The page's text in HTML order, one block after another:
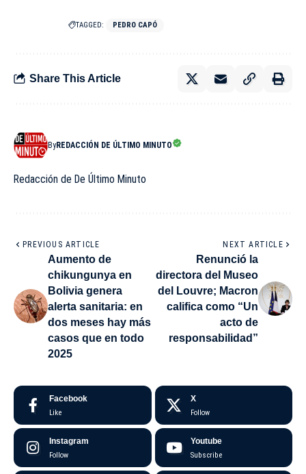
TAGGED: PEDRO CAPÓ
Share This Article
ByREDACCIÓN DE ÚLTIMO MINUTO
Redacción de De Último Minuto
PREVIOUS ARTICLE
Aumento de
chikungunya en
Bolivia genera
alerta sanitaria: en
dos meses hay más
casos que en todo
2025
NEXT ARTICLE
Renunció la
directora del Museo
del Louvre; Macron
califica como “Un
acto de
responsabilidad”
Facebook
Like
X
Follow
Instagram
Follow
Youtube
Subscribe